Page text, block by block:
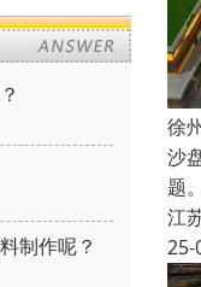
制作呢？
徐
沙
题
江
25-